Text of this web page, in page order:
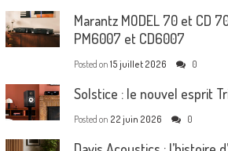
Marantz MODEL 70 et CD
PM6007 et CD6007
Posted on 15 juillet 2026 0
Solstice : le nouvel esprit
Posted on 22 juin 2026 0